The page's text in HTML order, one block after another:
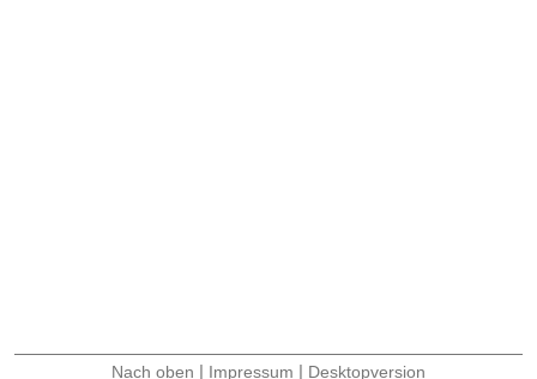
Nach oben | Impressum | Desktopversion